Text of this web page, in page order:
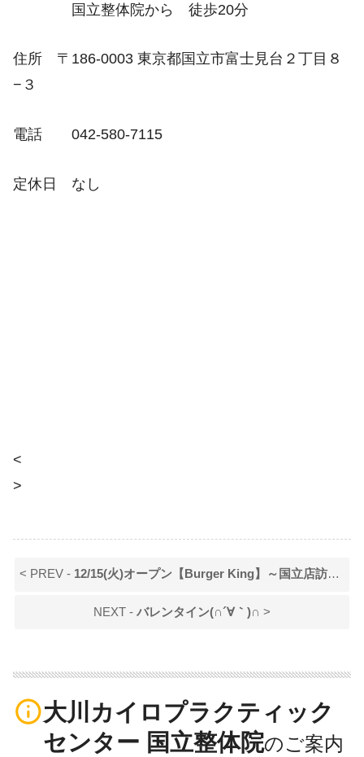
国立整体院から 徒歩20分
住所 〒186-0003 東京都国立市富士見台２丁目８
−３
電話 042-580-7115
定休日 なし
<
>
< PREV - 12/15(火)オープン【Burger King】～国立店訪問～
NEXT - バレンタイン(∩´∀｀)∩ >
info_outline大川カイロプラクティック
センター 国立整体院